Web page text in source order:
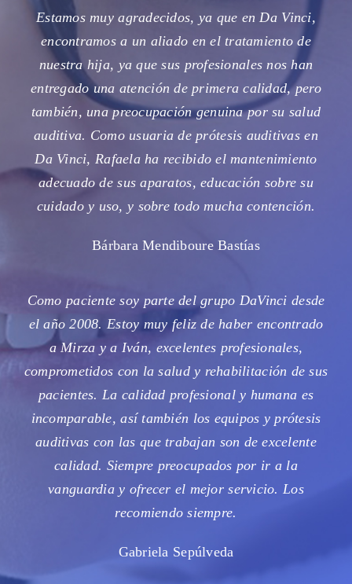
Estamos muy agradecidos, ya que en Da Vinci,
encontramos a un aliado en el tratamiento de
nuestra hija, ya que sus profesionales nos han
entregado una atención de primera calidad, pero
también, una preocupación genuina por su salud
auditiva. Como usuaria de prótesis auditivas en
Da Vinci, Rafaela ha recibido el mantenimiento
adecuado de sus aparatos, educación sobre su
cuidado y uso, y sobre todo mucha contención.
Bárbara Mendiboure Bastías
Como paciente soy parte del grupo DaVinci desde
el año 2008. Estoy muy feliz de haber encontrado
a Mirza y a Iván, excelentes profesionales,
comprometidos con la salud y rehabilitación de sus
pacientes. La calidad profesional y humana es
incomparable, así también los equipos y prótesis
auditivas con las que trabajan son de excelente
calidad. Siempre preocupados por ir a la
vanguardia y ofrecer el mejor servicio. Los
recomiendo siempre.
Gabriela Sepúlveda